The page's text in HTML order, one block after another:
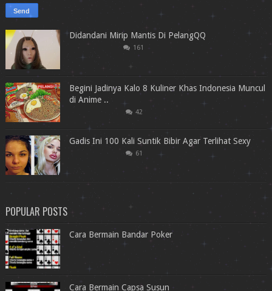
Didandani Mirip Mantis Di PelangQQ
161
Begini Jadinya Kalo 8 Kuliner Khas Indonesia Muncul
di Anime ..
42
Gadis Ini 100 Kali Suntik Bibir Agar Terlihat Sexy
61
POPULAR POSTS
Cara Bermain Bandar Poker
Cara Bermain Capsa Susun